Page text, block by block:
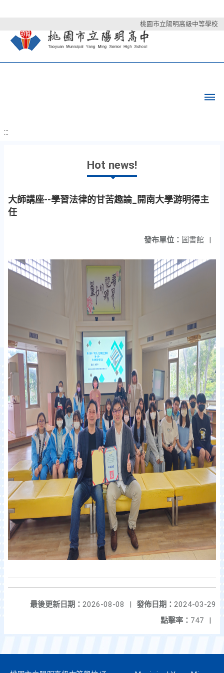
桃園市立陽明高級中等學校
:::
Hot news!
大師講座--學習法律的甘苦趣論_開南大學游明得主
任
發布單位： 圖書館 |
發佈日期： 2024-03-29
最後更新日期： 2026-08-08
|
點擊率： 747 |